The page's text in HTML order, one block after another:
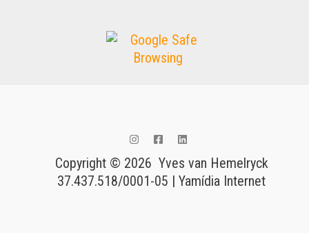
Copyright © 2026 Yves van Hemelryck
37.437.518/0001-05 | Yamídia Internet